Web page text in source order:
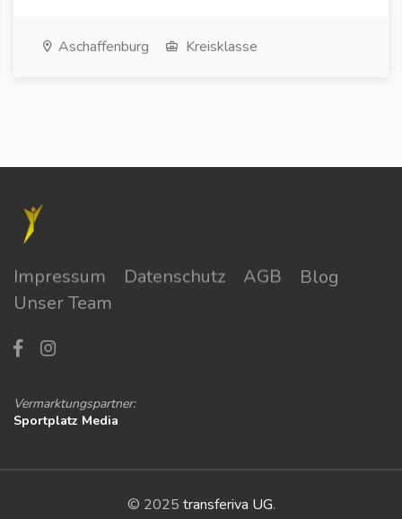
Aschaffenburg Kreisklasse
Impressum Datenschutz AGB
Blog
Unser Team
Vermarktungspartner:
Sportplatz Media
© 2025 transferiva UG.